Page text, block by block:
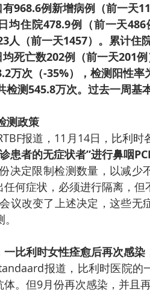
968.6例新增病例（前一天
均住院478.9例（前一天
人（前一天1457）。累计住
死亡数202例（前一天201
万次（-35%），检测阳性率
检测545.8万次。过去一周基
测政策
报道，11月14日，比利
患者的无症状者”进行鼻咽
决定限制检测数量，以减少
何症状，必须进行隔离，但
议改变了上述决定，这些无
比利时女性痊愈后再次感
报道，比利时医院的
。但9月份再次感染，并且